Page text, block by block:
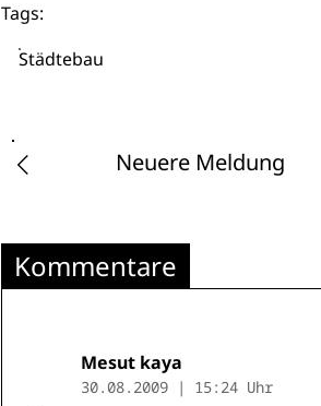
Tags:
Städtebau
Neuere Meldung
Kommentare
Mesut kaya
30.08.2009 | 15:24 Uhr